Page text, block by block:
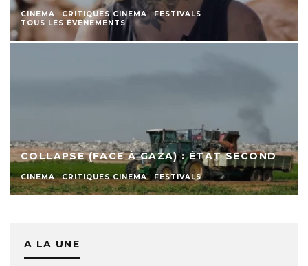
CINEMA CRITIQUES CINEMA
FESTIVALS
TOUS LES ÉVÈNEMENTS
COLLAPSE (FACE À GAZA) : ÉTAT SECOND
CINEMA CRITIQUES CINEMA FESTIVALS
A LA UNE